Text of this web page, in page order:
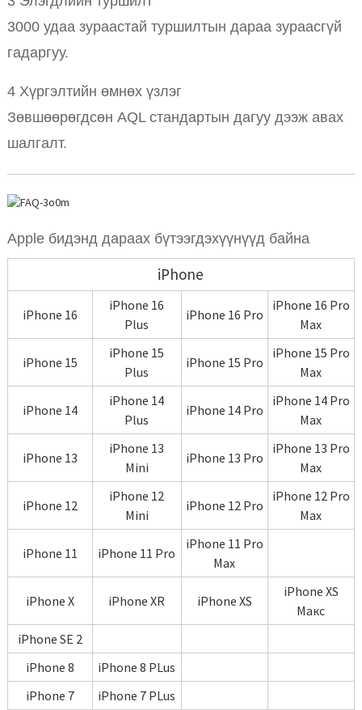
3000 удаа зураастай туршилтын дараа зураасгүй
гадаргуу.
4 Хүргэлтийн өмнөх үзлэг
Зөвшөөрөгдсөн AQL стандартын дагуу дээж авах
шалгалт.
Apple бидэнд дараах бүтээгдэхүүнүүд байна
iPhone
iPhone 16
iPhone 16
Plus
iPhone 16 Pro
iPhone 16 Pro
Max
iPhone 15
iPhone 15
Plus
iPhone 15 Pro
iPhone 15 Pro
Max
iPhone 14
iPhone 14
Plus
iPhone 14 Pro
iPhone 14 Pro
Max
iPhone 13
iPhone 13
Mini
iPhone 13 Pro
iPhone 13 Pro
Max
iPhone 12
iPhone 12
Mini
iPhone 12 Pro
iPhone 12 Pro
Max
iPhone 11 iPhone 11 Pro
iPhone 11 Pro
Max
iPhone X iPhone XR iPhone XS
iPhone XS
Макс
iPhone SE 2
iPhone 8
iPhone 8 PLus
iPhone 7
iPhone 7 PLus